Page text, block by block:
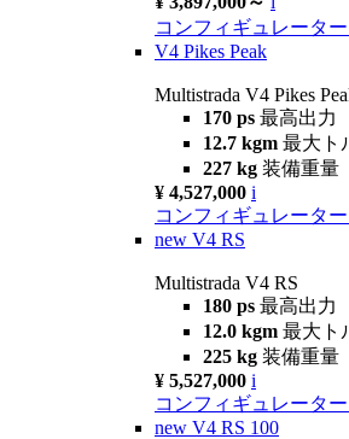
コンフィギュレーター
V4 Pikes Peak
Multistrada V4 Pikes
170 ps 最高出力
12.7 kgm 最大ト
227 kg 装備重量
¥ 4,527,000 i
コンフィギュレーター
new V4 RS
Multistrada V4 RS
180 ps 最高出力
12.0 kgm 最大ト
225 kg 装備重量
¥ 5,527,000 i
コンフィギュレーター
new V4 RS 100